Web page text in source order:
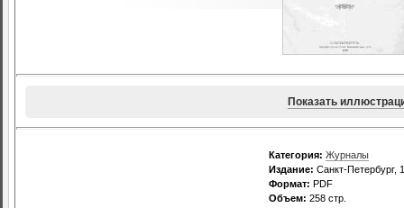
Показать
Категория: Журналы
Издание: Санкт-Петербург,
Формат: PDF
Объем: 258 стр.